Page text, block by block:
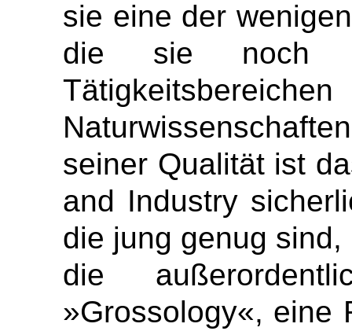
sie eine der
die sie noch
seiner Qualität ist
and Industry
die jung genug
die
»Grossology«, eine